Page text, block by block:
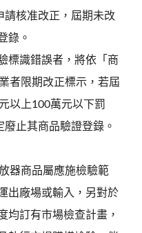
請核准改正，屆期未改
錄。
標識錯誤者，將依「商
者限期改正標示，若屆
以上100萬元以下罰
止其商品驗證登錄。
商品屬應施檢驗範
出廠場或輸入，另對於
均訂有市場檢查計畫，